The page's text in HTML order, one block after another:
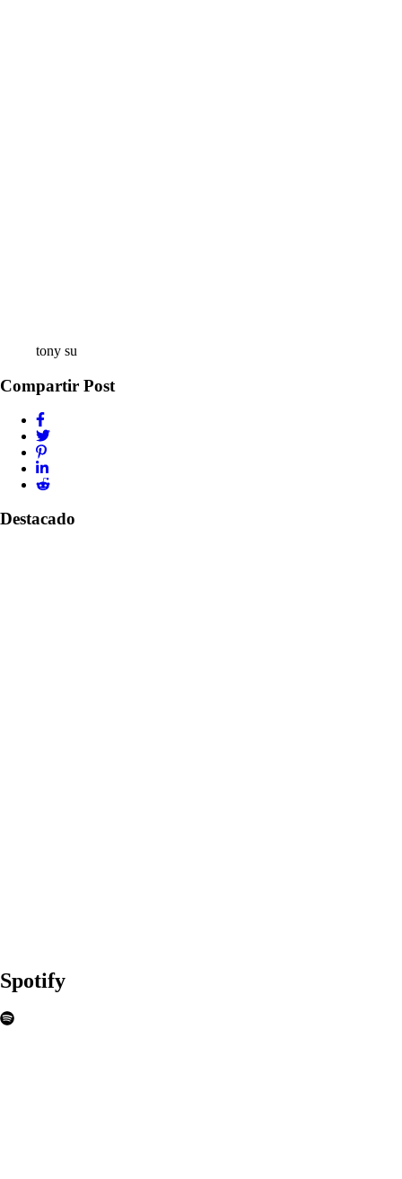
tony su
Compartir Post
Destacado
Spotify